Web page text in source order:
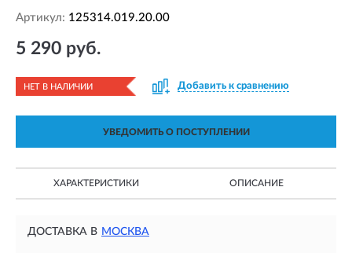
Артикул: 125314.019.20.00
5 290 руб.
НЕТ В НАЛИЧИИ Добавить к сравнению
УВЕДОМИТЬ О ПОСТУПЛЕНИИ
ХАРАКТЕРИСТИКИ ОПИСАНИЕ
ДОСТАВКА В МОСКВА